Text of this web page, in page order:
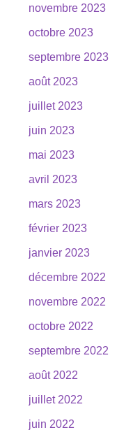
novembre 2023
octobre 2023
septembre 2023
août 2023
juillet 2023
juin 2023
mai 2023
avril 2023
mars 2023
février 2023
janvier 2023
décembre 2022
novembre 2022
octobre 2022
septembre 2022
août 2022
juillet 2022
juin 2022